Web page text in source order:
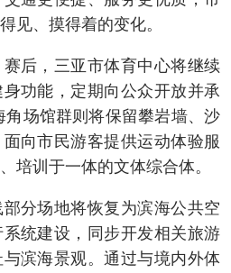
见、摸得着的变化。
，三亚市体育中心将继续
功能，定期向公众开放并承
场馆群则将保留攀岩墙、沙
向市民游客提供运动体验服
培训于一体的文体综合体。
场地将恢复为滨海公共空
统建设，同步开发相关旅游
滨海景观。通过与境内外体